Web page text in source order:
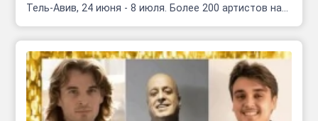
Тель-Авив, 24 июня - 8 июля. Более 200 артистов на